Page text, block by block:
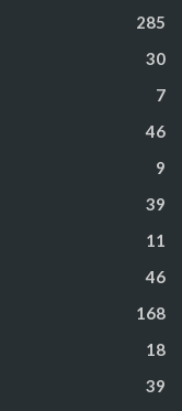
285
30
7
46
9
39
11
46
168
18
39